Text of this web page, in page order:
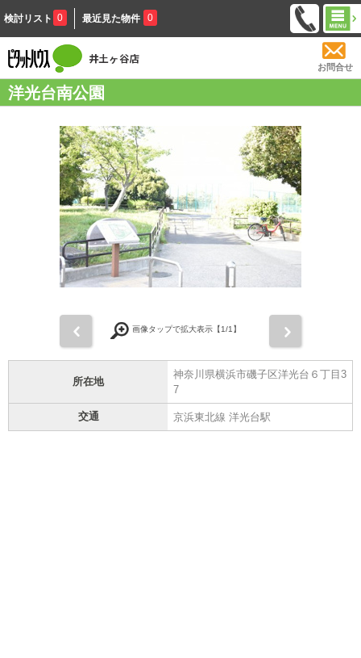
検討リスト 0 最近見た物件 0
お問合せ
洋光台南公園
画像タップで拡大表示【1/1】
所在地
神奈川県横浜市磯子区洋光台６丁目3
7
交通 京浜東北線 洋光台駅